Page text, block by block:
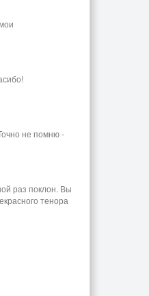
не помню -
раз поклон. Вы
тенора